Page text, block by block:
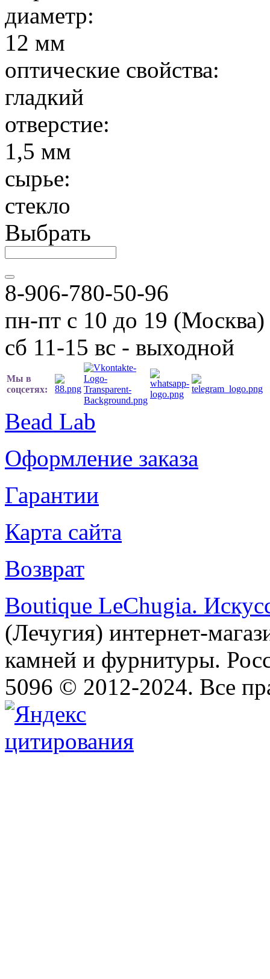
диаметр:
12 мм
оптические свойства:
гладкий
отверстие:
1,5 мм
сырье:
стекло
Выбрать
8-906-780-50-96
пн-пт с 10 до 19 (Москва)
сб 11-15 вс - выходной
Мы в
соцсетях:
Bead Lab
Оформление заказа
Гарантии
Карта сайта
Возврат
Boutique LeChugia.
(Лечугия) интернет-
камней и фурнитуры.
5096 © 2012-2024. Все